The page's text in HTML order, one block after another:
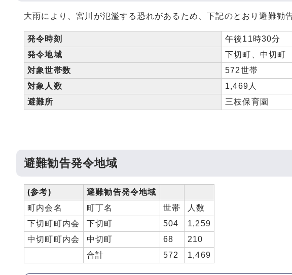
大雨により、宮川が氾濫する恐れがあるため、下記のとおり避難勧
発令時刻
午後11時30分
発令地域
下切町、中切町
対象世帯数
572世帯
対象人数
1,469人
避難所
三枝保育園
避難勧告発令地域
(参考)
避難勧告発令地域
町内会名
町丁名 世帯
人数
下切町町内会
下切町 504
1,259
中切町町内会
中切町 68
210
合計
572 1,469